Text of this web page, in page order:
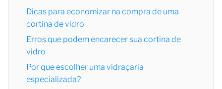
Dicas para economizar na compra de uma
cortina de vidro
Erros que podem encarecer sua cortina de
vidro
Por que escolher uma vidraçaria
especializada?